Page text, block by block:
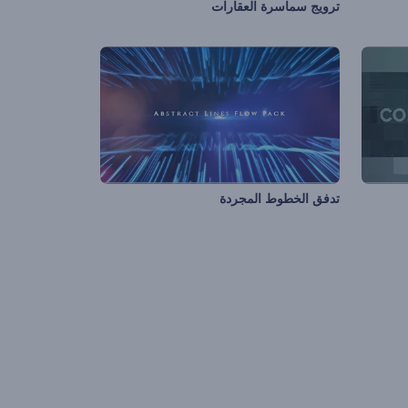
ترويج سماسرة العقارات
تدفق الخطوط المجردة